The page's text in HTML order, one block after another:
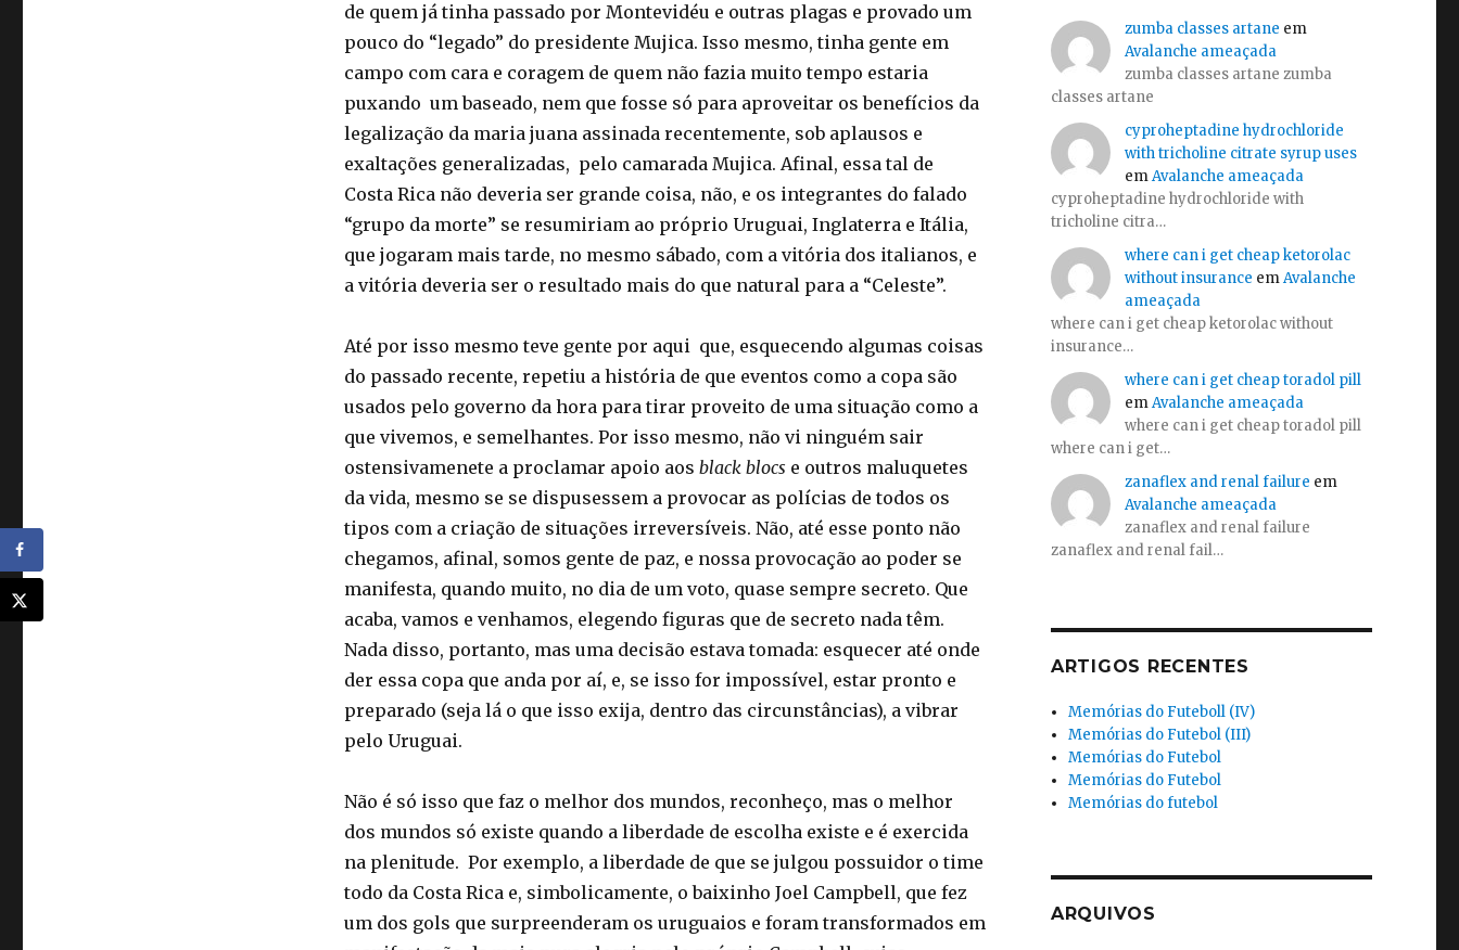
de quem já tinha passado por Montevidéu e outras plagas e provado um
pouco do “legado” do presidente Mujica. Isso mesmo, tinha gente em
campo com cara e coragem de quem não fazia muito tempo estaria
puxando um baseado, nem que fosse só para aproveitar os benefícios da
legalização da maria juana assinada recentemente, sob aplausos e
exaltações generalizadas, pelo camarada Mujica. Afinal, essa tal de
Costa Rica não deveria ser grande coisa, não, e os integrantes do falado
“grupo da morte” se resumiriam ao próprio Uruguai, Inglaterra e Itália,
que jogaram mais tarde, no mesmo sábado, com a vitória dos italianos, e
a vitória deveria ser o resultado mais do que natural para a “Celeste”.
Até por isso mesmo teve gente por aqui que, esquecendo algumas coisas
do passado recente, repetiu a história de que eventos como a copa são
usados pelo governo da hora para tirar proveito de uma situação como a
que vivemos, e semelhantes. Por isso mesmo, não vi ninguém sair
ostensivamenete a proclamar apoio aos black blocs e outros maluquetes
da vida, mesmo se se dispusessem a provocar as polícias de todos os
tipos com a criação de situações irreversíveis. Não, até esse ponto não
chegamos, afinal, somos gente de paz, e nossa provocação ao poder se
manifesta, quando muito, no dia de um voto, quase sempre secreto. Que
acaba, vamos e venhamos, elegendo figuras que de secreto nada têm.
Nada disso, portanto, mas uma decisão estava tomada: esquecer até onde
der essa copa que anda por aí, e, se isso for impossível, estar pronto e
preparado (seja lá o que isso exija, dentro das circunstâncias), a vibrar
pelo Uruguai.
Não é só isso que faz o melhor dos mundos, reconheço, mas o melhor
dos mundos só existe quando a liberdade de escolha existe e é exercida
na plenitude. Por exemplo, a liberdade de que se julgou possuidor o time
todo da Costa Rica e, simbolicamente, o baixinho Joel Campbell, que fez
um dos gols que surpreenderam os uruguaios e foram transformados em
zumba classes artane em
Avalanche ameaçada
zumba classes artane zumba
classes artane
cyproheptadine hydrochloride
with tricholine citrate syrup uses
emAvalanche ameaçada
cyproheptadine hydrochloride with
tricholine citra…
where can i get cheap ketorolac
without insurance emAvalanche
ameaçada
where can i get cheap ketorolac without
insurance…
where can i get cheap toradol pill
emAvalanche ameaçada
where can i get cheap toradol pill
where can i get…
zanaflex and renal failure em
Avalanche ameaçada
zanaflex and renal failure
zanaflex and renal fail…
ARTIGOS RECENTES
Memórias do Futeboll (IV)
Memórias do Futebol (III)
Memórias do Futebol
Memórias do Futebol
Memórias do futebol
ARQUIVOS